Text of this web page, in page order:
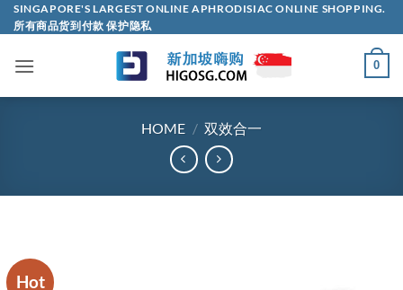
Skip
to
SINGAPORE'S LARGEST ONLINE APHRODISIAC ONLINE SHOPPING.
所有商品货到付款 保护隐私
0
HOME / 双效合一
Hot